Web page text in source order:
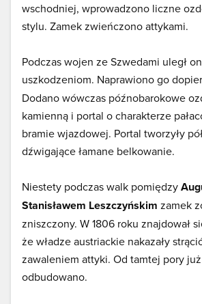
wschodniej, wprowadzono liczne
stylu. Zamek zwieńczono attykami.
Podczas wojen ze Szwedami uległ
uszkodzeniom. Naprawiono go
Dodano wówczas późnobarokowe
kamienną i portal o charakterze
bramie wjazdowej. Portal tworzyły
dźwigające łamane belkowanie.
Niestety podczas walk pomiędzy
Stanisławem Leszczyńskim zamek
zniszczony. W 1806 roku znajdował
że władze austriackie nakazały
zawaleniem attyki. Od tamtej pory
odbudowano.